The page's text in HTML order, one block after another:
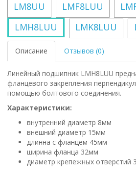
LM8UU
LMF8LUU
LMH8LUU
LMK8LUU
Описание Отзывов (0)
Линейный подшипник LMH8LUU
фланцевого закрепления
помощью болтового соединения.
Характеристики:
внутренний диаметр 8мм
внешний диаметр 15мм
длинна с фланцем 45мм
ширина фланца 32мм
диаметр крепежных отверстий